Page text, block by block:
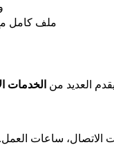
ملف كامل
يقدم العديد من الخدمات
الاتصال، ساعات